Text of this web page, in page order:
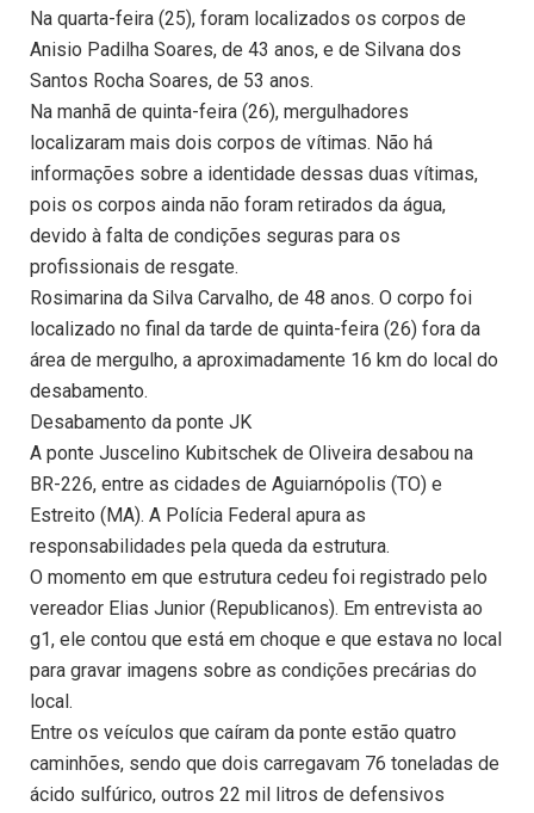
Na quarta-feira (25), foram localizados os corpos de
Anisio Padilha Soares, de 43 anos, e de Silvana dos
Santos Rocha Soares, de 53 anos.
Na manhã de quinta-feira (26), mergulhadores
localizaram mais dois corpos de vítimas. Não há
informações sobre a identidade dessas duas vítimas,
pois os corpos ainda não foram retirados da água,
devido à falta de condições seguras para os
profissionais de resgate.
Rosimarina da Silva Carvalho, de 48 anos. O corpo foi
localizado no final da tarde de quinta-feira (26) fora da
área de mergulho, a aproximadamente 16 km do local do
desabamento.
Desabamento da ponte JK
A ponte Juscelino Kubitschek de Oliveira desabou na
BR-226, entre as cidades de Aguiarnópolis (TO) e
Estreito (MA). A Polícia Federal apura as
responsabilidades pela queda da estrutura.
O momento em que estrutura cedeu foi registrado pelo
vereador Elias Junior (Republicanos). Em entrevista ao
g1, ele contou que está em choque e que estava no local
para gravar imagens sobre as condições precárias do
local.
Entre os veículos que caíram da ponte estão quatro
caminhões, sendo que dois carregavam 76 toneladas de
ácido sulfúrico, outros 22 mil litros de defensivos